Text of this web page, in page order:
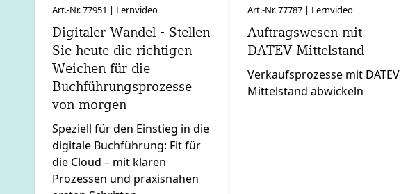
Art.-Nr. 77951 | Lernvideo
Digitaler Wandel - Stellen
Sie heute die richtigen
Weichen für die
Buchführungsprozesse
von morgen
Speziell für den Einstieg in die
digitale Buchführung: Fit für
die Cloud – mit klaren
Prozessen und praxisnahen
Art.-Nr. 77787 | Lernvideo
Auftragswesen mit
DATEV Mittelstand
Verkaufsprozesse mit DATEV
Mittelstand abwickeln